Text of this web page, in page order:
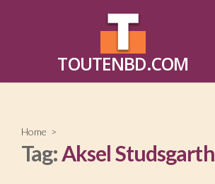
TOUTENBD.COM
Home >
Tag:Aksel Studsgarth